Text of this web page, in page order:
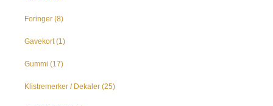
Foringer (8)
Gavekort (1)
Gummi (17)
Klistremerker / Dekaler (25)